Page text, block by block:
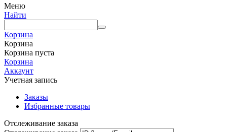
Меню
Найти
Корзина
Корзина
Корзина пуста
Корзина
Аккаунт
Учетная запись
Заказы
Избранные товары
Отслеживание заказа